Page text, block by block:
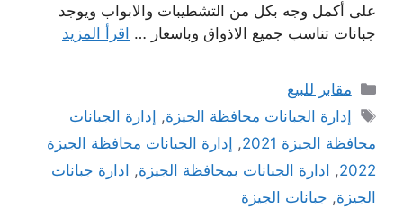
على أكمل وجه بكل من التشطيبات والابواب ويوجد
جبانات تناسب جميع الاذواق وباسعار … اقرأ المزيد
التصنيفات
مقابر للبيع
الوسوم
إدارة الجبانات محافظة الجيزة, إدارة الجبانات
محافظة الجيزة 2021
, إدارة الجبانات محافظة الجيزة
2022
, ادارة الجبانات بمحافظة الجيزة, ادارة جبانات
الجيزة, جبانات الجيزة